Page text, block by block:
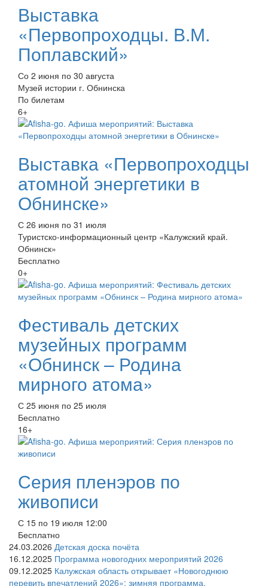
Выставка
«Первопроходцы. В.М.
Поплавский»
Со 2 июня по 30 августа
Музей истории г. Обнинска
По билетам
6+
Выставка «Первопроходцы
атомной энергетики в
Обнинске»
С 26 июня по 31 июля
Туристско-информационный центр «Калужский край.
Обнинск»
Бесплатно
0+
Фестиваль детских
музейных программ
«Обнинск – Родина
мирного атома»
С 25 июня по 25 июля
Бесплатно
16+
Серия пленэров по
живописи
С 15 по 19 июля 12:00
Бесплатно
24.03.2026 Детская доска почёта
16.12.2025 Программа новогодних мероприятий 2026
09.12.2025 Калужская область открывает «Новогоднюю
перевить впечатлений 2026»: зимняя программа,